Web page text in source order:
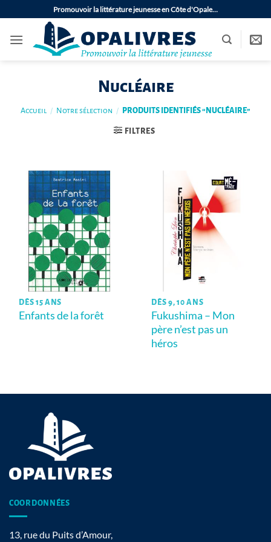
au
contenu
Promouvoir la littérature jeunesse en Côte d'Opale…
Nucléaire
Accueil / Notre sélection / PRODUITS IDENTIFIÉS “NUCLÉAIRE”
FILTRES
DÈS 15 ANS
Enfants de la forêt
DÈS 9, 10 ANS
Fukushima – Mon
père n’est pas un
héros
COORDONNÉES
13, rue du Puits d’Amour,